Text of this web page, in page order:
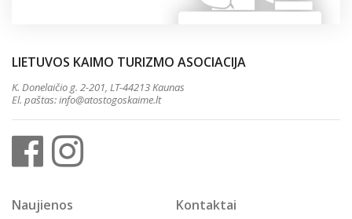
LIETUVOS KAIMO TURIZMO ASOCIACIJA
K. Donelaičio g. 2-201, LT-44213 Kaunas
El. paštas:info@atostogoskaime.lt
Naujienos Kontaktai